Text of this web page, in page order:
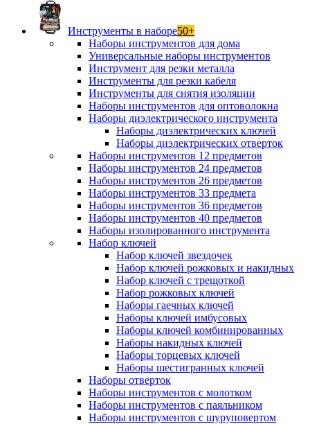
Инструменты в наборе50+
Наборы инструментов для дома
Универсальные наборы инструментов
Инструмент для резки металла
Инструменты для резки кабеля
Инструменты для снятия изоляции
Наборы инструментов для оптоволокна
Наборы диэлектрического инструмента
Наборы диэлектрических ключей
Наборы диэлектрических отверток
Наборы инструментов 12 предметов
Наборы инструментов 24 предметов
Наборы инструментов 26 предметов
Наборы инструментов 33 предмета
Наборы инструментов 36 предметов
Наборы инструментов 40 предметов
Наборы изолированного инструмента
Набор ключей
Набор ключей звездочек
Набор ключей рожковых и накидных
Набор ключей с трещоткой
Набор рожковых ключей
Наборы гаечных ключей
Наборы ключей имбусовых
Наборы ключей комбинированных
Наборы накидных ключей
Наборы торцевых ключей
Наборы шестигранных ключей
Наборы отверток
Наборы инструментов с молотком
Наборы инструментов с паяльником
Наборы инструментов с шуруповертом